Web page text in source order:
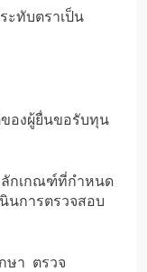
ะทับตราเป็น
องผู้ยื่นขอรับทุน
กเกณฑ์ที่กำหนด
นการตรวจสอบ
ษา ตรวจ